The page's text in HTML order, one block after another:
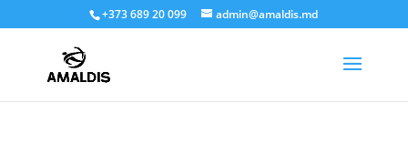
+373 689 20 099 admin@amaldis.md